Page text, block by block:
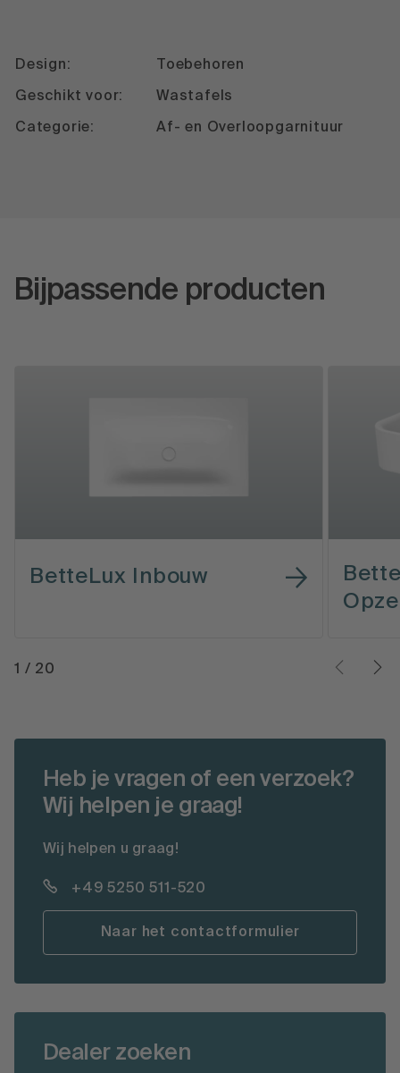
Design: Toebehoren
Geschikt voor: Wastafels
Categorie: Af- en Overloopgarnituur
Bijpassende producten
BetteLux Inbouw
1 / 20
Heb je vragen of een verzoek?
Wij helpen je graag!
Wij helpen u graag!
+49 5250 511-520
Naar het contactformulier
Dealer zoeken